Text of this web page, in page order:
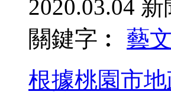
2020.03.04 新
關鍵字︰ 藝
根據桃園市